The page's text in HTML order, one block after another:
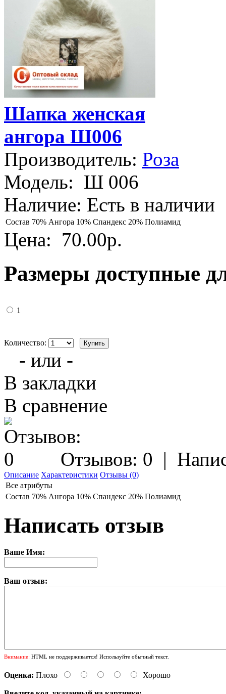
Шапка женская
ангора Ш006
Производитель: Роза
Модель: Ш 006
Наличие: Есть в наличии
Состав 70% Ангора 10% Спандекс 20% Полиамид
Цена: 70.00р.
Размеры доступные
1
Количество:
- или -
В закладки
В сравнение
Отзывов: 0 |
Описание Характеристики Отзывы (0)
Все атрибуты
Состав 70% Ангора 10% Спандекс 20% Полиамид
Написать отзыв
Ваше Имя:
Ваш отзыв:
Внимание: HTML не поддерживается! Используйте обычный текст.
Оценка: Плохо Хорошо